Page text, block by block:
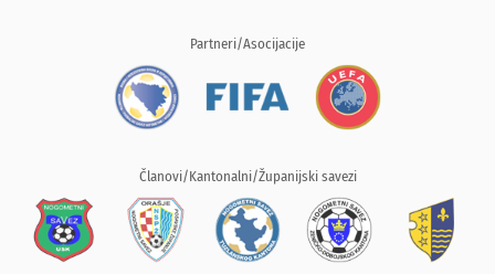
Partneri/Asocijacije
Članovi/Kantonalni/Županijski savezi